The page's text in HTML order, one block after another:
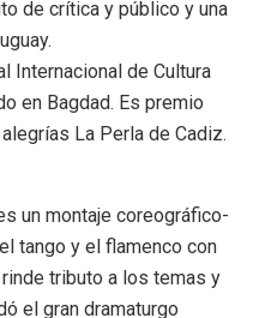
de crítica y público y una
Internacional de Cultura
en Bagdad. Es premio
La Perla de Cadiz.
un montaje coreográfico-
tango y el flamenco con
tributo a los temas y
el gran dramaturgo